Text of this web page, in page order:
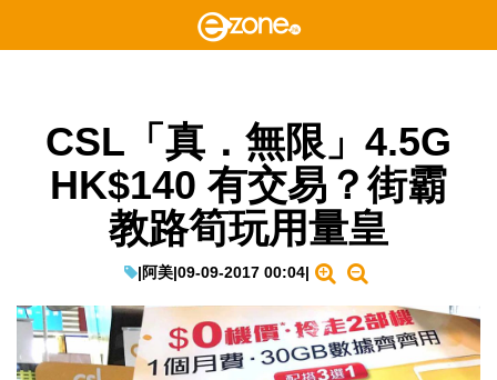
CSL「真．無限」4.5G
HK$140 有交易？街霸
教路筍玩用量皇
|阿美|09-09-2017 00:04|